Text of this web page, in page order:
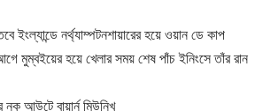
নর্থ্যাম্পটনশায়ারের হয়ে ওয়ান ডে কাপ
মুম্বইয়ের হয়ে খেলার সময় শেষ পাঁচ ইনিংসে তাঁর রান
আউটে বায়ার্ন মিউনিখ